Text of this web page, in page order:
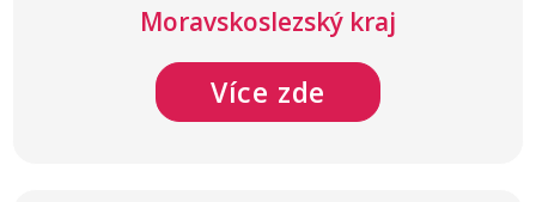
Moravskoslezský kraj
Více zde